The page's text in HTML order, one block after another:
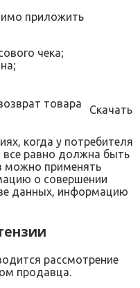
приложить
чека;
товара
Скачать
когда у потребителя
все равно должна быть
можно применять
о совершении
данных, информацию
рассмотрение
продавца.